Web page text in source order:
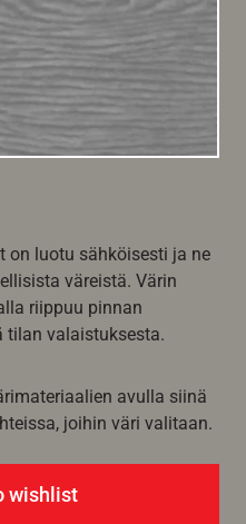
on luotu sähköisesti ja ne
väreistä. Värin
riippuu pinnan
tilan valaistuksesta.
avulla siinä
joihin väri valitaan.
wishlist